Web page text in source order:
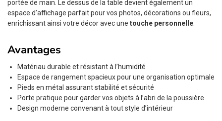
portée de main. Le dessus de la table devient également un
espace d’affichage parfait pour vos photos, décorations ou fleurs,
enrichissant ainsi votre décor avec une touche personnelle
Avantages
Matériau durable et résistant à l’humidité
Espace de rangement spacieux pour une organisation optimale
Pieds en métal assurant stabilité et sécurité
Porte pratique pour garder vos objets à l’abri de la poussière
Design moderne convenant à tout style d’intérieur